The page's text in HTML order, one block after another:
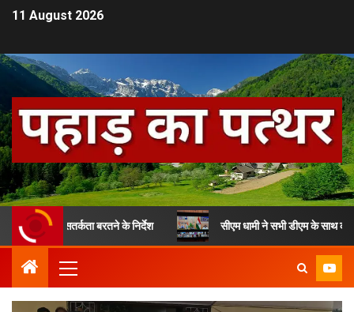
11 August 2026
दिए सतर्कता बरतने के निर्देश सीएम धामी ने सभी डीएम के साथ की बैठक,